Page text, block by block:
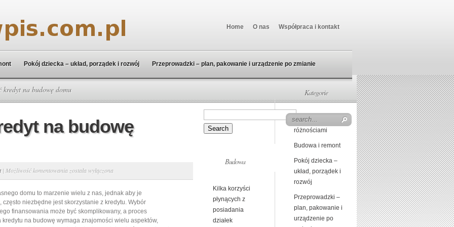
Home O nas Współpraca i kontakt
Pokój dziecka – układ, porządek i rozwój Przeprowadzki – plan, pakowanie i urządzenie po zmianie
kredyt na budowę domu
na budowę
| Możliwość komentowania Jak
uzyskać
kredyt
na
budowę
została wyłączona
domu to marzenie wielu z nas, jednak aby je
często niezbędne jest skorzystanie z kredytu. Wybór
finansowania może być skomplikowany, a proces
kredytu na budowę wymaga znajomości wielu aspektów,
Budowa
Kilka korzyści
płynących z
posiadania
działek
Kategorie
Beczka z
różnościami
Budowa i remont
Pokój dziecka –
układ, porządek i
rozwój
Przeprowadzki –
plan, pakowanie i
urządzenie po